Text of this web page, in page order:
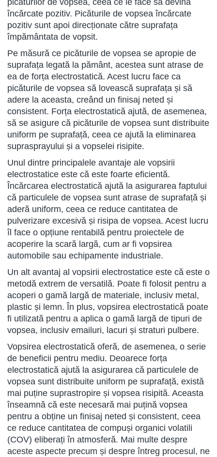
picăturilor de vopsea, ceea ce le face să devină
încărcate pozitiv. Picăturile de vopsea încărcate
pozitiv sunt apoi direcționate către suprafața
împământata de vopsit.
Pe măsură ce picăturile de vopsea se apropie de
suprafața legată la pământ, acestea sunt atrase de
ea de forța electrostatică. Acest lucru face ca
picăturile de vopsea să lovească suprafața și să
adere la aceasta, creând un finisaj neted și
consistent. Forța electrostatică ajută, de asemenea,
să se asigure că picăturile de vopsea sunt distribuite
uniform pe suprafață, ceea ce ajută la eliminarea
suprasprayului și a vopselei risipite.
Unul dintre principalele avantaje ale vopsirii
electrostatice este că este foarte eficientă.
Încărcarea electrostatică ajută la asigurarea faptului
că particulele de vopsea sunt atrase de suprafață și
aderă uniform, ceea ce reduce cantitatea de
pulverizare excesivă și risipa de vopsea. Acest lucru
îl face o opțiune rentabilă pentru proiectele de
acoperire la scară largă, cum ar fi vopsirea
automobile sau echipamente industriale.
Un alt avantaj al vopsirii electrostatice este că este o
metodă extrem de versatilă. Poate fi folosit pentru a
acoperi o gamă largă de materiale, inclusiv metal,
plastic și lemn. În plus, vopsirea electrostatică poate
fi utilizată pentru a aplica o gamă largă de tipuri de
vopsea, inclusiv emailuri, lacuri și straturi pulbere.
Vopsirea electrostatică oferă, de asemenea, o serie
de beneficii pentru mediu. Deoarece forța
electrostatică ajută la asigurarea că particulele de
vopsea sunt distribuite uniform pe suprafață, există
mai puține suprastropire și vopsea risipită. Aceasta
înseamnă că este necesară mai puțină vopsea
pentru a obține un finisaj neted și consistent, ceea
ce reduce cantitatea de compuși organici volatili
(COV) eliberați în atmosferă. Mai multe despre
aceste aspecte precum și despre întreg procesul, ne